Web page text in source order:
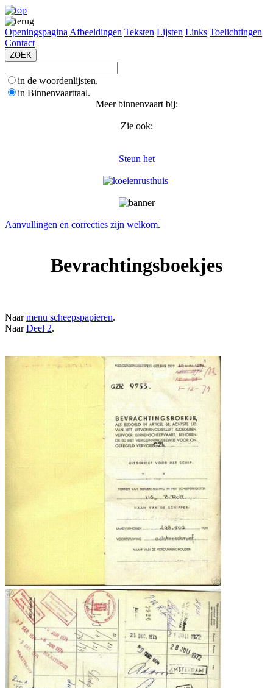
Openingspagina Afbeeldingen Teksten Lijsten Links Toelichtingen
Contact
in de woordenlijsten.
in Binnenvaarttaal.
Meer binnenvaart bij:
Zie ook:
Steun het
Aanvullingen en correcties zijn welkom.
Bevrachtingsboekjes
Naarmenu scheepspapieren.
NaarDeel 2.